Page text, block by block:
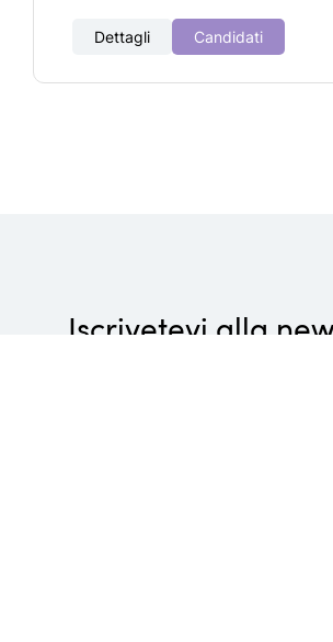
Dettagli Candidati
Iscrivetevi alla